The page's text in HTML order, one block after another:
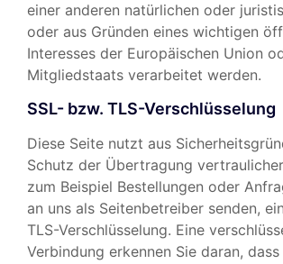
einer anderen natürlichen oder
oder aus Gründen eines wichtigen
Interesses der Europäischen Union
Mitgliedstaats verarbeitet werden.
SSL- bzw. TLS-Verschlüsselung
Diese Seite nutzt aus
Schutz der Übertragung
zum Beispiel Bestellungen oder
an uns als Seitenbetreiber senden,
TLS-Verschlüsselung. Eine
Verbindung erkennen Sie daran,